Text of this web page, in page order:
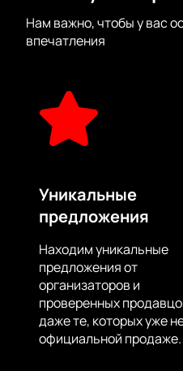
лазерное сопровождение
группы «Алиса».
все происходящее на ней
подробностях.
Нам важно, чтобы у вас
впечатления
Уникальные
предложения
Находим уникальные
предложения от
организаторов и
проверенных
даже те, которых уже
официальной продаже.